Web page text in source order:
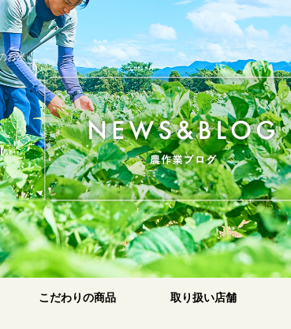
お米
こだわりの商品 取り扱い店舗